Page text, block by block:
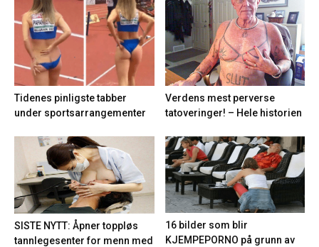
Tidenes pinligste tabber
under sportsarrangementer
Verdens mest perverse
tatoveringer! – Hele historien
SISTE NYTT: Åpner toppløs
tannlegesenter for menn med
16 bilder som blir
KJEMPEPORNO på grunn av